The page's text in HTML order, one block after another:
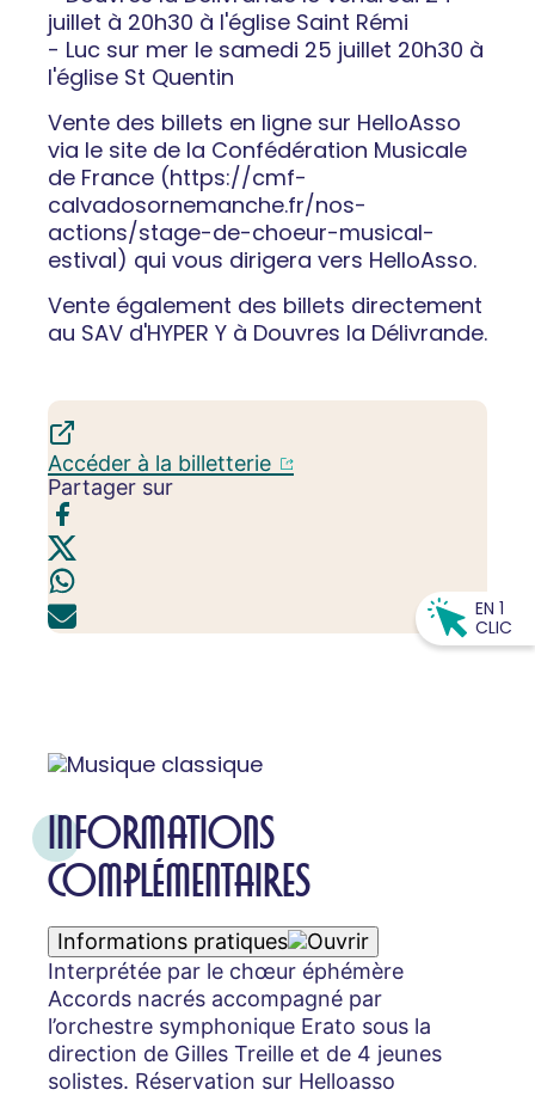
juillet à 20h30 à l'église Saint Rémi
- Luc sur mer le samedi 25 juillet 20h30 à
l'église St Quentin
Vente des billets en ligne sur HelloAsso
via le site de la Confédération Musicale
de France (https://cmf-
calvadosornemanche.fr/nos-
actions/stage-de-choeur-musical-
estival) qui vous dirigera vers HelloAsso.
Vente également des billets directement
au SAV d'HYPER Y à Douvres la Délivrande.
Accéder à la billetterie
Partager sur
INFORMATIONS
COMPLÉMENTAIRES
Informations pratiques
Interprétée par le chœur éphémère
Accords nacrés accompagné par
l’orchestre symphonique Erato sous la
direction de Gilles Treille et de 4 jeunes
solistes. Réservation sur Helloasso
EN 1
CLIC